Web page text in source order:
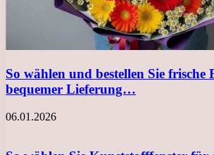
So wählen und bestellen Sie frische
bequemer Lieferung…
06.01.2026